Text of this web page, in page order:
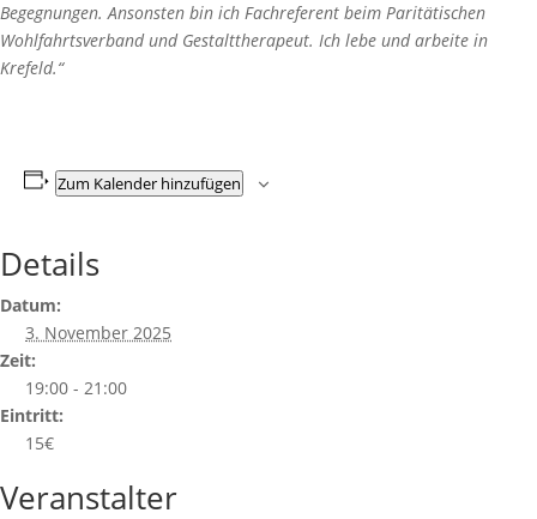
Begegnungen. Ansonsten bin ich Fachreferent beim Paritätischen
Wohlfahrtsverband und Gestalttherapeut. Ich lebe und arbeite in
Krefeld.“
Zum Kalender hinzufügen
Details
Datum:
3. November 2025
Zeit:
19:00 - 21:00
Eintritt:
15€
Veranstalter